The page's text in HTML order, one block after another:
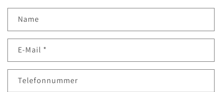
Name
E-Mail *
Telefonnummer